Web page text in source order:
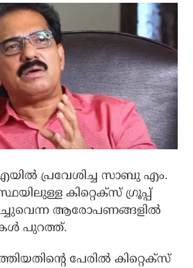
പ്രവേശിച്ച സാബു എം.
കിറ്റെക്‌സ് ഗ്രൂപ്പ്
ആരോപണങ്ങളില്‍
പുറത്ത്.
പേരില്‍ കിറ്റെക്‌സ്